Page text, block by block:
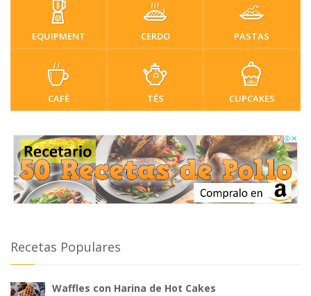
EQUIPMENT CERDO PASTAS
CAFÉ TÉS CUPCAKES
Recetas Populares
Waffles con Harina de Hot Cakes